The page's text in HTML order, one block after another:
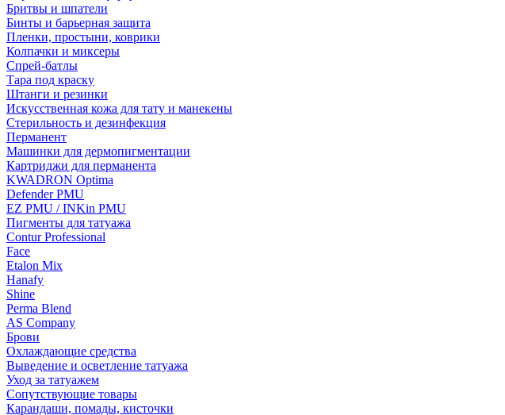
Бритвы и шпатели
Бинты и барьерная защита
Пленки, простыни, коврики
Колпачки и миксеры
Спрей-батлы
Тара под краску
Штанги и резинки
Искусственная кожа для тату и манекены
Стерильность и дезинфекция
Перманент
Машинки для дермопигментации
Картриджи для перманента
KWADRON Optima
Defender PMU
EZ PMU / INKin PMU
Пигменты для татуажа
Contur Professional
Face
Etalon Mix
Hanafy
Shine
Perma Blend
AS Company
Брови
Охлаждающие средства
Выведение и осветление татуажа
Уход за татуажем
Сопутствующие товары
Карандаши, помады, кисточки